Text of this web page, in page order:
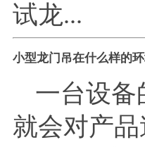
试龙...
小型龙门吊在什么样的
一台设备
就会对产